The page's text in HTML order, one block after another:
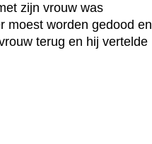
zijn vrouw was
moest worden gedood en
terug en hij vertelde